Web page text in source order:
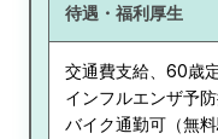
待遇・福利厚生
交通費支給、60歳
インフルエンザ予
バイク通勤可（無